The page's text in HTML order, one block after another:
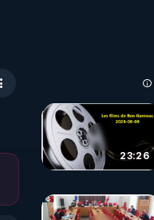
23:26